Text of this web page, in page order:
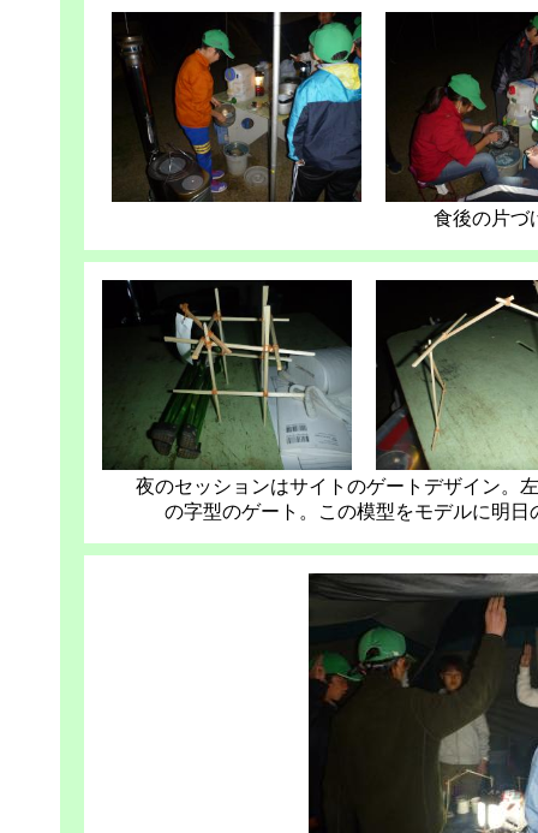
食後の片づ
夜のセッションはサイトのゲートデザイン。
の字型のゲート。この模型をモデルに明